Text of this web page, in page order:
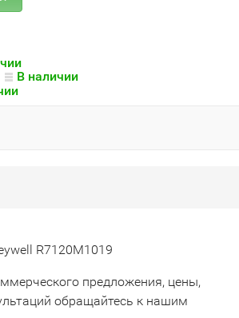
В наличии
R7120M1019
предложения, цены,
обращайтесь к нашим